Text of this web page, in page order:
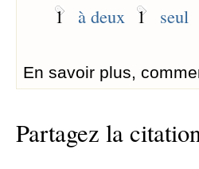
1 à deux 1 seul
En savoir plus,
Partagez la